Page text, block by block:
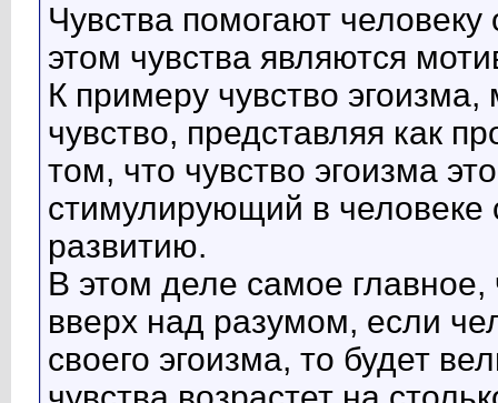
Чувства помогают
этом чувства являются
К примеру чувство
чувство, представляя как
том, что чувство эгоизма
стимулирующий в
развитию.
В этом деле самое главное,
вверх над разумом, если
своего эгоизма, то будет